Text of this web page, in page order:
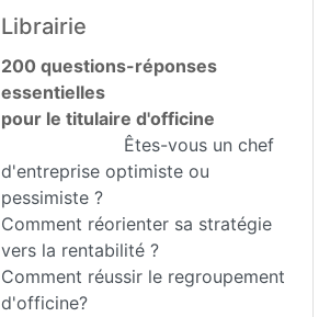
Librairie
200 questions-réponses
essentielles
pour le titulaire d'officine
Êtes-vous un chef
d'entreprise optimiste ou
pessimiste ?
Comment réorienter sa stratégie
vers la rentabilité ?
Comment réussir le regroupement
d'officine?